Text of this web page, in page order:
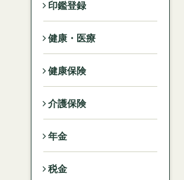
印鑑登録
健康・医療
健康保険
介護保険
年金
税金